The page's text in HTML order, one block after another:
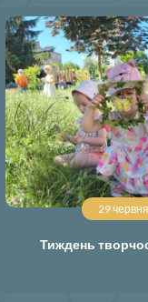
29
Тиждень